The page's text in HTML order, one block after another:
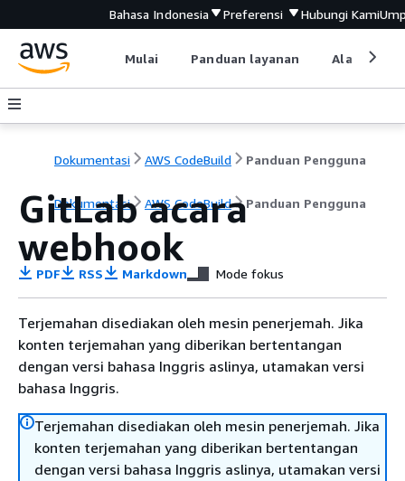
Bahasa Indonesia Preferensi Hubungi Kami
Mulai Panduan layanan Alat
Dokumentasi AWS CodeBuild Panduan Pengguna
Dokumentasi AWS CodeBuild Panduan Pengguna
GitLab acara
webhook
PDF RSS Markdown Mode fokus
Terjemahan disediakan oleh mesin penerjemah. Jika
konten terjemahan yang diberikan bertentangan
dengan versi bahasa Inggris aslinya, utamakan versi
bahasa Inggris.
Terjemahan disediakan oleh mesin penerjemah. Jika
konten terjemahan yang diberikan bertentangan
dengan versi bahasa Inggris aslinya, utamakan versi